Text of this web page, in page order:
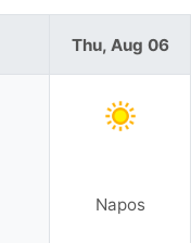
Thu, Aug 06
Napos